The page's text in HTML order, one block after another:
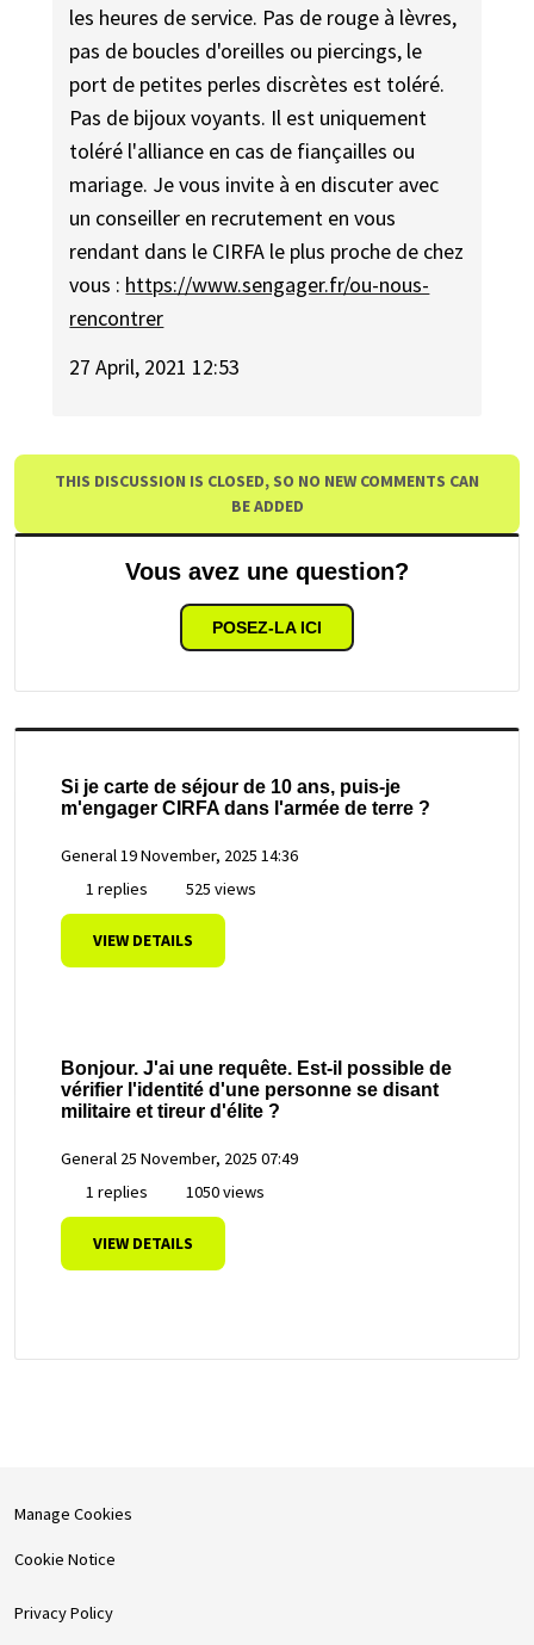
les heures de service. Pas de rouge à lèvres,
pas de boucles d'oreilles ou piercings, le
port de petites perles discrètes est toléré.
Pas de bijoux voyants. Il est uniquement
toléré l'alliance en cas de fiançailles ou
mariage. Je vous invite à en discuter avec
un conseiller en recrutement en vous
rendant dans le CIRFA le plus proche de chez
vous : https://www.sengager.fr/ou-nous-
rencontrer
27 April, 2021 12:53
THIS DISCUSSION IS CLOSED, SO NO NEW COMMENTS CAN
BE ADDED
Vous avez une question?
POSEZ-LA ICI
Si je carte de séjour de 10 ans, puis-je
m'engager CIRFA dans l'armée de terre ?
General19 November, 2025 14:36
1 replies
525 views
VIEW DETAILS
Bonjour. J'ai une requête. Est-il possible de
vérifier l'identité d'une personne se disant
militaire et tireur d'élite ?
General 25 November, 2025 07:49
1 replies
1050 views
VIEW DETAILS
Manage Cookies
Cookie Notice
Privacy Policy